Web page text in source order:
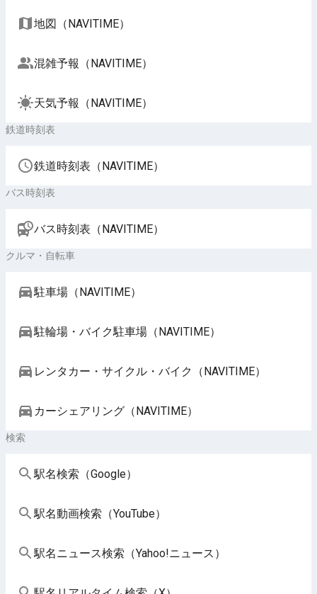
地図（NAVITIME）
混雑予報（NAVITIME）
天気予報（NAVITIME）
鉄道時刻表
鉄道時刻表（NAVITIME）
バス時刻表
バス時刻表（NAVITIME）
クルマ・自転車
駐車場（NAVITIME）
駐輪場・バイク駐車場（NAVITIME）
レンタカー・サイクル・バイク（NAVITIME）
カーシェアリング（NAVITIME）
検索
駅名検索（Google）
駅名動画検索（YouTube）
駅名ニュース検索（Yahoo!ニュース）